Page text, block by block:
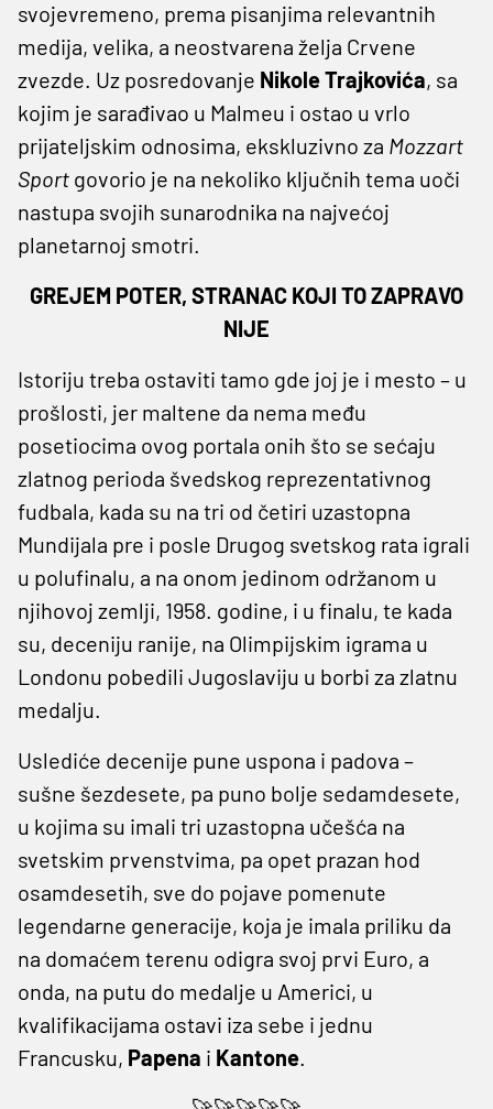
svojevremeno, prema pisanjima relevantnih
medija, velika, a neostvarena želja Crvene
zvezde. Uz posredovanje Nikole Trajkovića, sa
kojim je sarađivao u Malmeu i ostao u vrlo
prijateljskim odnosima, ekskluzivno za Mozzart
Sport govorio je na nekoliko ključnih tema uoči
nastupa svojih sunarodnika na najvećoj
planetarnoj smotri.
GREJEM POTER, STRANAC KOJI TO ZAPRAVO
NIJE
Istoriju treba ostaviti tamo gde joj je i mesto – u
prošlosti, jer maltene da nema među
posetiocima ovog portala onih što se sećaju
zlatnog perioda švedskog reprezentativnog
fudbala, kada su na tri od četiri uzastopna
Mundijala pre i posle Drugog svetskog rata igrali
u polufinalu, a na onom jedinom održanom u
njihovoj zemlji, 1958. godine, i u finalu, te kada
su, deceniju ranije, na Olimpijskim igrama u
Londonu pobedili Jugoslaviju u borbi za zlatnu
medalju.
Uslediće decenije pune uspona i padova –
sušne šezdesete, pa puno bolje sedamdesete,
u kojima su imali tri uzastopna učešća na
svetskim prvenstvima, pa opet prazan hod
osamdesetih, sve do pojave pomenute
legendarne generacije, koja je imala priliku da
na domaćem terenu odigra svoj prvi Euro, a
onda, na putu do medalje u Americi, u
kvalifikacijama ostavi iza sebe i jednu
Francusku, Papena i Kantone